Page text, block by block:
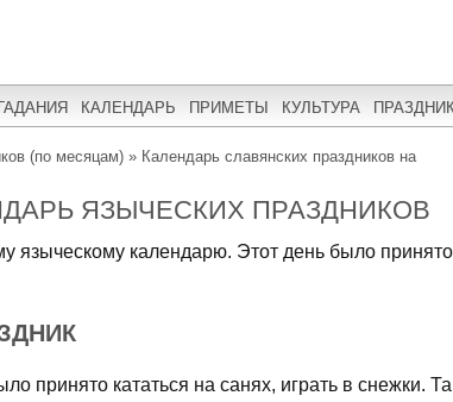
КАЛЕНДАРЬ ПРИМЕТЫ КУЛЬТУРА
(по месяцам) » Календарь славянских праздников на
ЯЗЫЧЕСКИХ ПРАЗДНИКОВ
языческому календарю. Этот день было принято
принято кататься на санях, играть в снежки.